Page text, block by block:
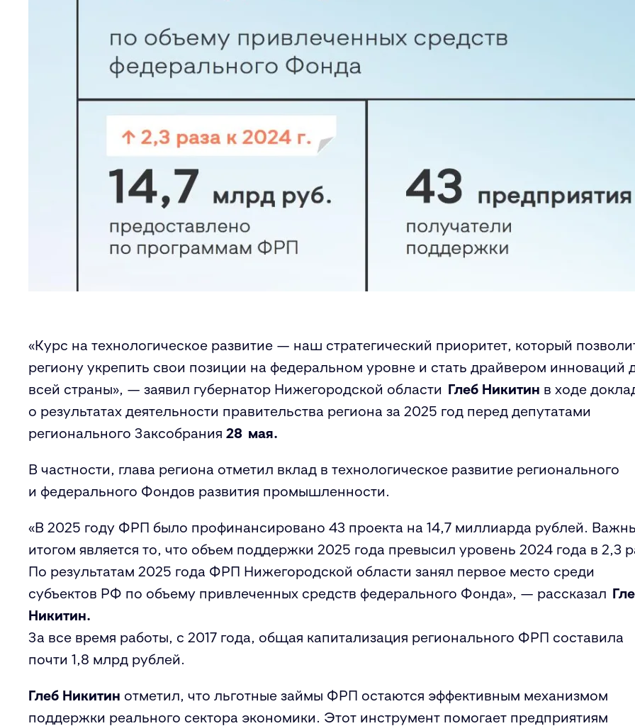
«Курс на технологическое развитие — наш стратегический приоритет, который
региону укрепить свои позиции на федеральном уровне и стать драйвером инноваций
всей страны», — заявил губернатор Нижегородской области Глеб Никитин в ходе
о результатах деятельности правительства региона за 2025 год перед депутатами
регионального Заксобрания 28 мая.
В частности, глава региона отметил вклад в технологическое развитие регионального
и федерального Фондов развития промышленности.
«В 2025 году ФРП было профинансировано 43 проекта на 14,7 миллиарда рублей.
итогом является то, что объем поддержки 2025 года превысил уровень 2024 года в 2,3
По результатам 2025 года ФРП Нижегородской области занял первое место среди
субъектов РФ по объему привлеченных средств федерального Фонда», — рассказал
Никитин.
За все время работы, с 2017 года, общая капитализация регионального ФРП составила
почти 1,8 млрд рублей.
Глеб Никитин отметил, что льготные займы ФРП остаются эффективным механизмом
поддержки реального сектора экономики. Этот инструмент помогает предприятиям